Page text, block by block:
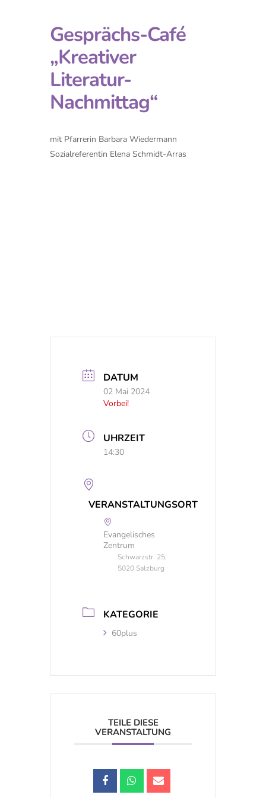
Gesprächs-Café
„Kreativer
Literatur-
Nachmittag“
mit Pfarrerin Barbara Wiedermann
Sozialreferentin Elena Schmidt-Arras
DATUM
02 Mai 2024
Vorbei!
UHRZEIT
14:30
VERANSTALTUNGSORT
Evangelisches
Zentrum
Schwarzstr. 25,
5020 Salzburg
KATEGORIE
60plus
TEILE DIESE
VERANSTALTUNG